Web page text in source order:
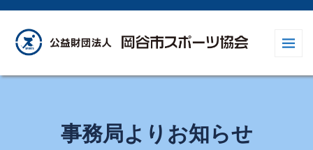
事務局よりお知らせ